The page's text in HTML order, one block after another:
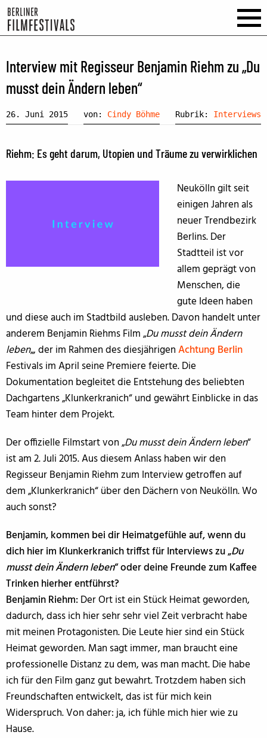
Interview mit Regisseur Benjamin Riehm zu „Du
musst dein Ändern leben“
26. Juni 2015 von: Cindy Böhme Rubrik: Interviews
Riehm: Es geht darum, Utopien und Träume zu verwirklichen
Neukölln gilt seit
einigen Jahren als
neuer Trendbezirk
Berlins. Der
Stadtteil ist vor
allem geprägt von
Menschen, die
gute Ideen haben
und diese auch im Stadtbild ausleben. Davon handelt unter
anderem Benjamin Riehms Film „Du musst dein Ändern
leben„, der im Rahmen des diesjährigenAchtung Berlin
Festivals im April seine Premiere feierte. Die
Dokumentation begleitet die Entstehung des beliebten
Dachgartens „Klunkerkranich“ und gewährt Einblicke in das
Team hinter dem Projekt.
Der offizielle Filmstart von „Du musst dein Ändern leben“
ist am 2. Juli 2015. Aus diesem Anlass haben wir den
Regisseur Benjamin Riehm zum Interview getroffen auf
dem „Klunkerkranich“ über den Dächern von Neukölln. Wo
auch sonst?
Benjamin, kommen bei dir Heimatgefühle auf, wenn du
dich hier im Klunkerkranich triffst für Interviews zu „Du
musst dein Ändern leben“ oder deine Freunde zum Kaffee
Trinken hierher entführst?
Benjamin Riehm:Der Ort ist ein Stück Heimat geworden,
dadurch, dass ich hier sehr sehr viel Zeit verbracht habe
mit meinen Protagonisten. Die Leute hier sind ein Stück
Heimat geworden. Man sagt immer, man braucht eine
professionelle Distanz zu dem, was man macht. Die habe
ich für den Film ganz gut bewahrt. Trotzdem haben sich
Freundschaften entwickelt, das ist für mich kein
Widerspruch. Von daher: ja, ich fühle mich hier wie zu
Hause.